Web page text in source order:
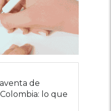
de
lo que